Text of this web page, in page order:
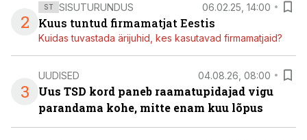
2
ST SISUTURUNDUS 06.02.25, 14:00
Kuus tuntud firmamatjat Eestis
Kuidas tuvastada ärijuhid, kes kasutavad firmamatjaid?
3
UUDISED 04.08.26, 08:00
Uus TSD kord paneb raamatupidajad vigu
parandama kohe, mitte enam kuu lõpus